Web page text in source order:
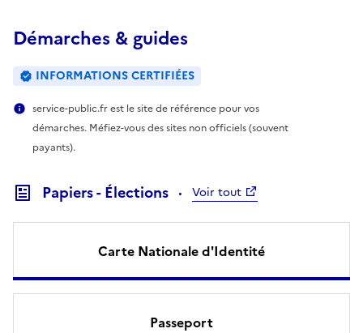
Démarches & guides
INFORMATIONS CERTIFIÉES
service-public.fr est le site de référence pour vos
démarches. Méfiez-vous des sites non officiels (souvent
payants).
Papiers - Élections Voir tout
Carte Nationale d'Identité
Passeport